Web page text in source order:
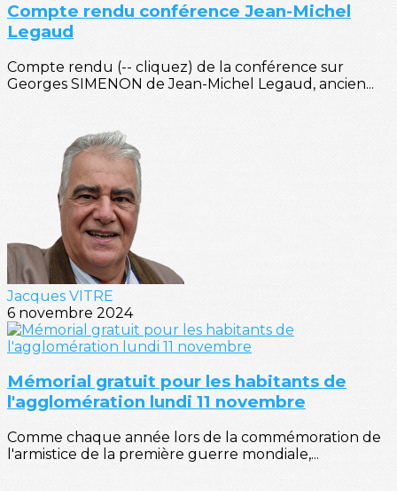
Compte rendu conférence Jean-Michel
Legaud
Compte rendu (-- cliquez) de la conférence sur
Georges SIMENON de Jean-Michel Legaud, ancien...
Jacques VITRE
6 novembre 2024
Mémorial gratuit pour les habitants de
l'agglomération lundi 11 novembre
Comme chaque année lors de la commémoration de
l'armistice de la première guerre mondiale,...